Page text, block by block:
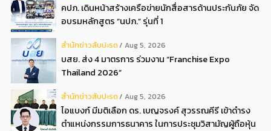
คปภ. เดินหน้าสร้างเครือข่ายนักสื่อสารด้านประกันภัย จัด
อบรมหลักสูตร “นปภ.” รุ่นที่ 1
สํานักข่าวสับปะรด Aug 5, 2026
บสย. ส่ง 4 มาตรการ ร่วมงาน “Franchise Expo
Thailand 2026”
สํานักข่าวสับปะรด Aug 5, 2026
ไอแบงก์ มีมติเลือก ดร. เบญจรงค์ สุวรรณคีรี เข้าดำรง
ตำแหน่งกรรมการธนาคาร ในการประชุมวิสามัญผู้ถือหุ้น